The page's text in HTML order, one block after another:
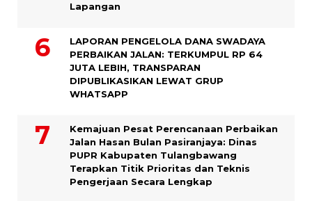
Lapangan
LAPORAN PENGELOLA DANA SWADAYA
PERBAIKAN JALAN: TERKUMPUL RP 64
JUTA LEBIH, TRANSPARAN
DIPUBLIKASIKAN LEWAT GRUP
WHATSAPP
Kemajuan Pesat Perencanaan Perbaikan
Jalan Hasan Bulan Pasiranjaya: Dinas
PUPR Kabupaten Tulangbawang
Terapkan Titik Prioritas dan Teknis
Pengerjaan Secara Lengkap